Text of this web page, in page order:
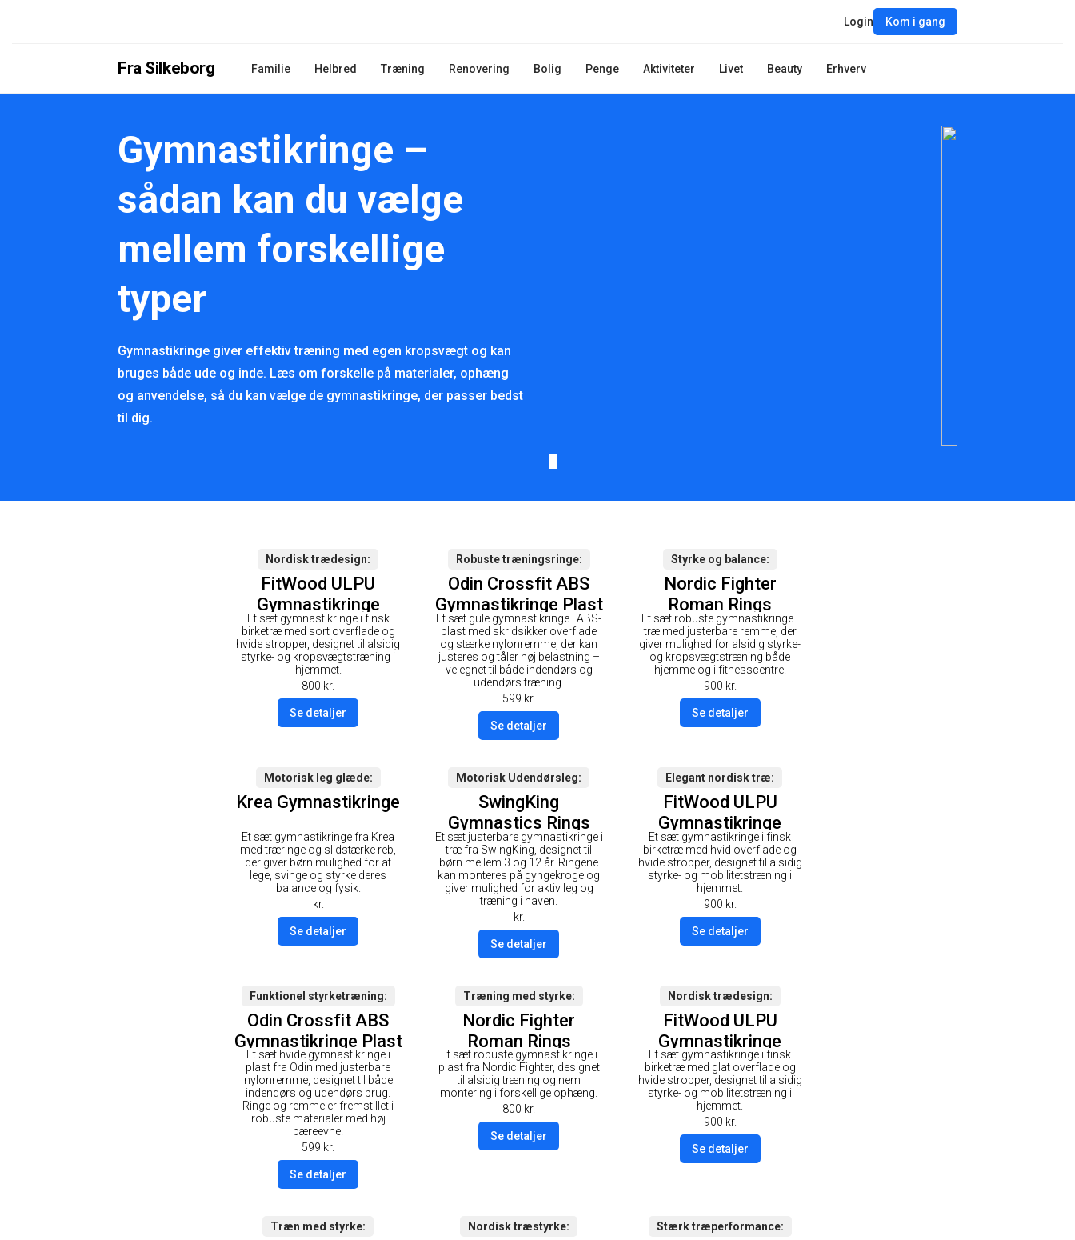
Fra Silkeborg Familie Helbred Træning Renovering Bolig Penge Aktiviteter Livet Beauty Erhverv
Login Kom i gang
Gymnastikringe –
sådan kan du vælge
mellem forskellige
typer
Gymnastikringe giver effektiv træning med egen kropsvægt og kan
bruges både ude og inde. Læs om forskelle på materialer, ophæng
og anvendelse, så du kan vælge de gymnastikringe, der passer bedst
til dig.
Nordisk trædesign
FitWood ULPU
Gymnastikringe
28mm - Sort
overflade/ Hvid Strop
Et sæt gymnastikringe i finsk
birketræ med sort overflade og
hvide stropper, designet til alsidig
styrke- og kropsvægtstræning i
hjemmet.
800 kr.
Se detaljer
Robuste træningsringe
Odin Crossfit ABS
Gymnastikringe Plast
- Gul
Et sæt gule gymnastikringe i ABS-
plast med skridsikker overflade
og stærke nylonremme, der kan
justeres og tåler høj belastning –
velegnet til både indendørs og
udendørs træning.
599 kr.
Se detaljer
Styrke og balance
Nordic Fighter
Roman Rings
Gymnastikringe Træ
Et sæt robuste gymnastikringe i
træ med justerbare remme, der
giver mulighed for alsidig styrke-
og kropsvægtstræning både
hjemme og i fitnesscentre.
900 kr.
Se detaljer
Motorisk leg glæde
Krea Gymnastikringe
Et sæt gymnastikringe fra Krea
med træringe og slidstærke reb,
der giver børn mulighed for at
lege, svinge og styrke deres
balance og fysik.
kr.
Se detaljer
Motorisk Udendørsleg
SwingKing
Gymnastics Rings
Wood
Et sæt justerbare gymnastikringe i
træ fra SwingKing, designet til
børn mellem 3 og 12 år. Ringene
kan monteres på gyngekroge og
giver mulighed for aktiv leg og
træning i haven.
kr.
Se detaljer
Elegant nordisk træ
FitWood ULPU
Gymnastikringe
28mm - Hvid-
overflade / Hvid
Strop
Et sæt gymnastikringe i finsk
birketræ med hvid overflade og
hvide stropper, designet til alsidig
styrke- og mobilitetstræning i
hjemmet.
900 kr.
Se detaljer
Funktionel styrketræning
Odin Crossfit ABS
Gymnastikringe Plast
- Hvid
Et sæt hvide gymnastikringe i
plast fra Odin med justerbare
nylonremme, designet til både
indendørs og udendørs brug.
Ringe og remme er fremstillet i
robuste materialer med høj
bæreevne.
599 kr.
Se detaljer
Træning med styrke
Nordic Fighter
Roman Rings
Gymnastikringe Plast
Et sæt robuste gymnastikringe i
plast fra Nordic Fighter, designet
til alsidig træning og nem
montering i forskellige ophæng.
800 kr.
Se detaljer
Nordisk trædesign
FitWood ULPU
Gymnastikringe
28mm - Glazing-
overflade / Hvid
Strop
Et sæt gymnastikringe i finsk
birketræ med glat overflade og
hvide stropper, designet til alsidig
styrke- og mobilitetstræning i
hjemmet.
900 kr.
Se detaljer
Træn med styrke Nordisk træstyrke Stærk træperformance